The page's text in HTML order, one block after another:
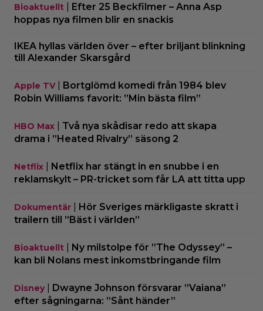
Bioaktuellt
Efter 25 Beckfilmer – Anna Asp
hoppas nya filmen blir en snackis
IKEA hyllas världen över – efter briljant blinkning
till Alexander Skarsgård
Apple TV| Bortglömd komedi från 1984 blev
Robin Williams favorit: ”Min bästa film”
HBO Max
Två nya skådisar redo att skapa
drama i ”Heated Rivalry” säsong 2
Netflix
Netflix har stängt in en snubbe i en
reklamskylt – PR-tricket som får LA att titta upp
Dokumentär
Hör Sveriges märkligaste skratt i
trailern till ”Bäst i världen”
Bioaktuellt
Ny milstolpe för ”The Odyssey” –
kan bli Nolans mest inkomstbringande film
Disney| Dwayne Johnson försvarar ”Vaiana”
efter sågningarna: ”Sånt händer”